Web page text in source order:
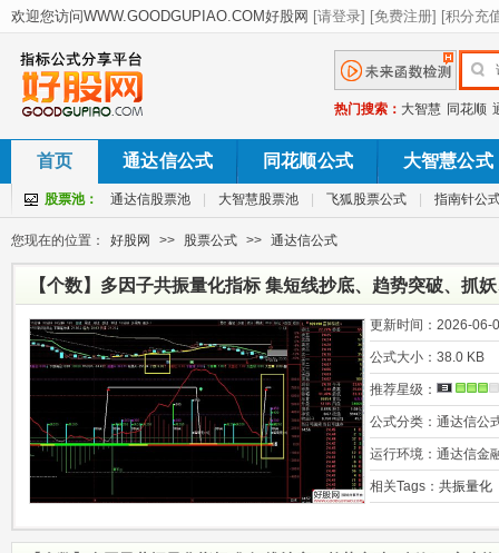
热门搜索： 大智慧 同花顺
首页 通达信公式 同花顺公式 大智慧公式
股票池： 通达信股票池 大智慧股票池 飞狐股票公式 指南针公
您现在的位置： 好股网 >> 股票公式 >> 通达信公式
【个数】多因子共振量化指标 集短线抄底、趋势突破、抓
集中度于一体
更新时间： 2026-06-
公式大小： 38.0 KB
推荐星级：
公式分类： 通达信公
运行环境： 通达信金
相关Tags： 共振量化